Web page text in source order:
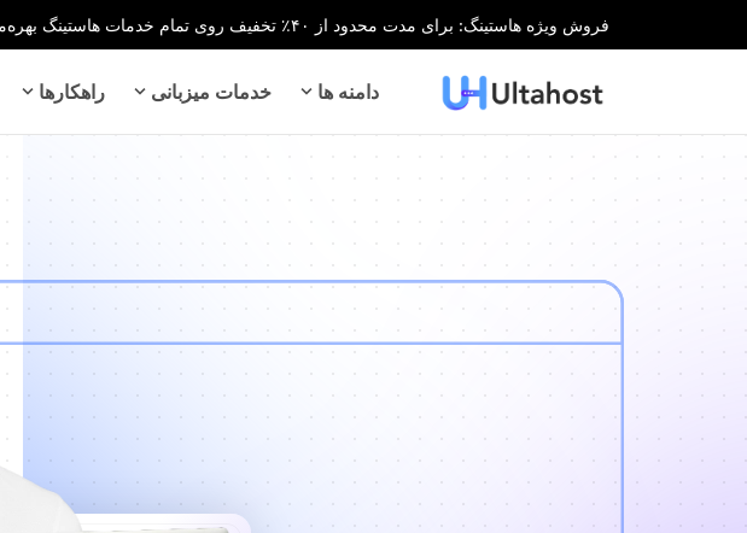
فروش ویژه هاستینگ: برای مدت محدود از ۴۰٪ تخفیف روی تمام خدمات هاستینگ بهره‌مند شوید!
دامنه ها خدمات میزبانی راهکارها